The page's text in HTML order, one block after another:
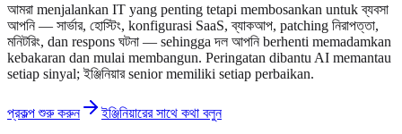
আমরা menjalankan IT yang penting tetapi membosankan untuk ব্যবসা
আপনি — সার্ভার, হোস্টিং, konfigurasi SaaS, ব্যাকআপ, patching নিরাপত্তা,
মনিটরিং, dan respons ঘটনা — sehingga দল আপনি berhenti memadamkan
kebakaran dan mulai membangun. Peringatan dibantu AI memantau
setiap sinyal; ইঞ্জিনিয়ার senior memiliki setiap perbaikan.
প্রকল্প শুরু করুন
ইঞ্জিনিয়ারের সাথে কথা বলুন